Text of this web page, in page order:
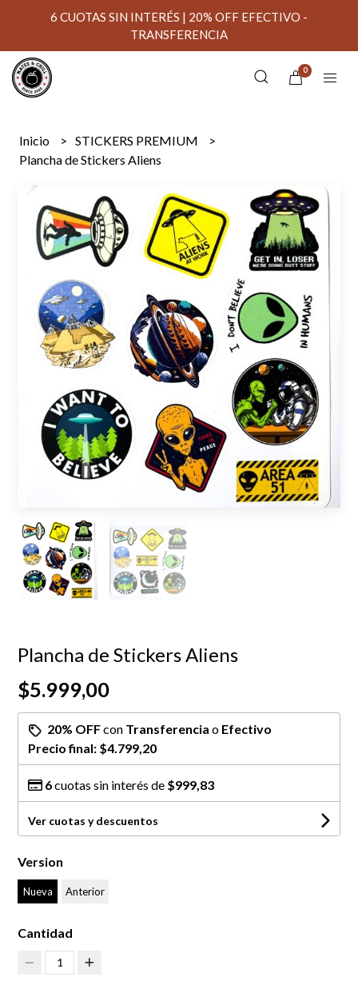
6 CUOTAS SIN INTERÉS | 20% OFF EFECTIVO -
TRANSFERENCIA
0
Inicio
STICKERS PREMIUM
Plancha de Stickers Aliens
Plancha de Stickers Aliens
$5.999,00
20% OFFcon Transferencia o Efectivo
Precio final: $4.799,20
6cuotas sin interés de $999,83
Ver cuotas y descuentos
Version
Nueva Anterior
Cantidad
1